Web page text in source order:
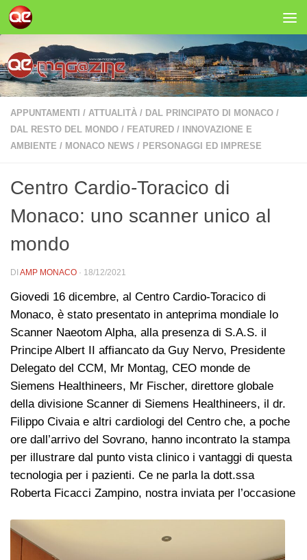
Salta al contenuto
APPUNTAMENTI / ATTUALITÀ / DAL PRINCIPATO DI MONACO /
DAL RESTO DEL MONDO / FEATURED /
INNOVAZIONE E
AMBIENTE / MONACO NEWS / PERSONAGGI ED IMPRESE
Centro Cardio-Toracico di
Monaco: uno scanner unico al
mondo
DI AMP MONACO · 18/12/2021
Giovedi 16 dicembre, al Centro Cardio-Toracico di
Monaco, è stato presentato in anteprima mondiale lo
Scanner Naeotom Alpha, alla presenza di S.A.S. il
Principe Albert II affiancato da Guy Nervo, Presidente
Delegato del CCM, Mr Montag, CEO monde de
Siemens Healthineers, Mr Fischer, direttore globale
della divisione Scanner di Siemens Healthineers, il dr.
Filippo Civaia e altri cardiologi del Centro che, a poche
ore dall’arrivo del Sovrano, hanno incontrato la stampa
per illustrare dal punto vista clinico i vantaggi di questa
tecnologia per i pazienti. Ce ne parla la dott.ssa
Roberta Ficacci Zampino, nostra inviata per l’occasione